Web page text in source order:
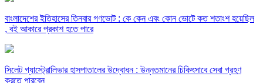
বাংলাদেশের ইতিহাসের তিনবার গণভোট : কে কেন এবং কোন ভোটে কত শতাংশ হয়েছিল
, বই আকারে প্রকাশ হতে পারে
সিলেট গ্যাস্ট্রোলিভার হাসপাতালের উদ্বোধন : উন্নতমানের চিকিৎসাবে সেবা গ্রহণ
করতে পারবেন